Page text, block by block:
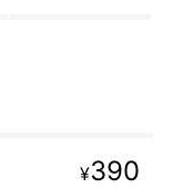
¥390